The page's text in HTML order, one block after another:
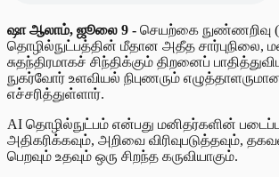
ஷா ஆலாம், ஜூலை 9 - செயற்கை நுண்ணறிவு
தொழில்நுட்பத்தின் மீதான அதீத சார்புநிலை,
சுதந்திரமாகச் சிந்திக்கும் திறனைப்
நுகர்வோர் உளவியல் நிபுணரும்
எச்சரித்துள்ளார்.
AI தொழில்நுட்பம் என்பது மனிதர்களின்
அதிகரிக்கவும், அறிவை விரிவுபடுத்தவும்,
பெறவும் உதவும் ஒரு சிறந்த கருவியாகும்.